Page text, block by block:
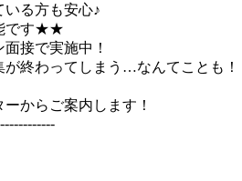
る方も安心♪
です★★
接で実施中！
が終わってしまう…なんてことも！
からご案内します！